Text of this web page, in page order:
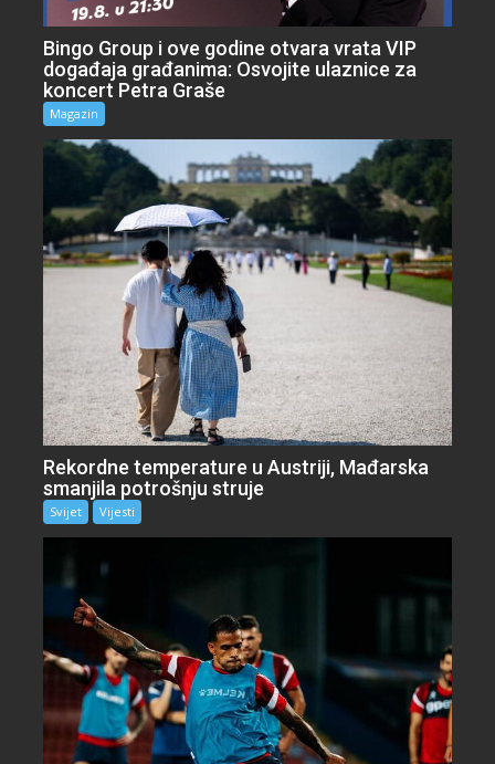
Bingo Group i ove godine otvara vrata VIP
događaja građanima: Osvojite ulaznice za
koncert Petra Graše
Magazin
Rekordne temperature u Austriji, Mađarska
smanjila potrošnju struje
Svijet Vijesti